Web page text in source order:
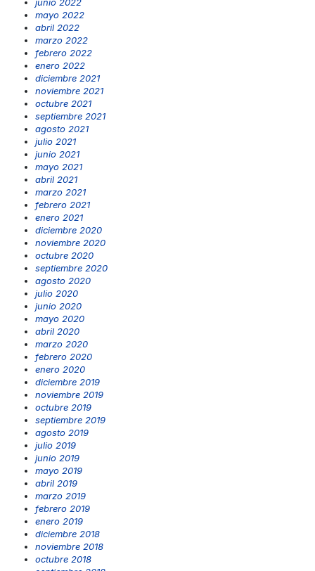
mayo 2022
abril 2022
marzo 2022
febrero 2022
enero 2022
diciembre 2021
noviembre 2021
octubre 2021
septiembre 2021
agosto 2021
julio 2021
junio 2021
mayo 2021
abril 2021
marzo 2021
febrero 2021
enero 2021
diciembre 2020
noviembre 2020
octubre 2020
septiembre 2020
agosto 2020
julio 2020
junio 2020
mayo 2020
abril 2020
marzo 2020
febrero 2020
enero 2020
diciembre 2019
noviembre 2019
octubre 2019
septiembre 2019
agosto 2019
julio 2019
junio 2019
mayo 2019
abril 2019
marzo 2019
febrero 2019
enero 2019
diciembre 2018
noviembre 2018
octubre 2018